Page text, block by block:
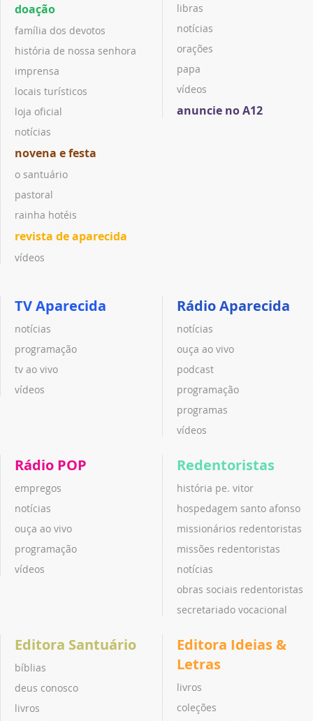
doação
família dos devotos
história de nossa senhora
imprensa
locais turísticos
loja oficial
notícias
novena e festa
o santuário
pastoral
rainha hotéis
revista de aparecida
vídeos
libras
notícias
orações
papa
vídeos
anuncie no A12
TV Aparecida
notícias
programação
tv ao vivo
vídeos
Rádio Aparecida
notícias
ouça ao vivo
podcast
programação
programas
vídeos
Rádio POP
empregos
notícias
ouça ao vivo
programação
vídeos
Redentoristas
história pe. vitor
hospedagem santo afonso
missionários redentoristas
missões redentoristas
notícias
obras sociais redentoristas
secretariado vocacional
Editora Santuário
bíblias
deus conosco
livros
Editora Ideias &
Letras
livros
coleções